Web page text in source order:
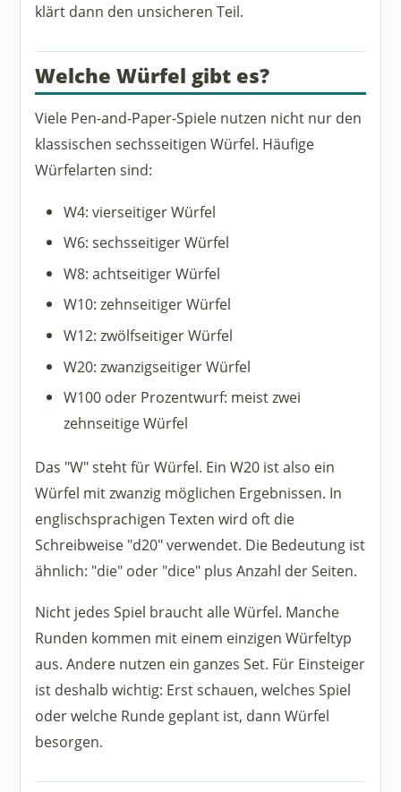
klärt dann den unsicheren Teil.
Welche Würfel gibt es?
Viele Pen-and-Paper-Spiele nutzen nicht nur den
klassischen sechsseitigen Würfel. Häufige
Würfelarten sind:
W4: vierseitiger Würfel
W6: sechsseitiger Würfel
W8: achtseitiger Würfel
W10: zehnseitiger Würfel
W12: zwölfseitiger Würfel
W20: zwanzigseitiger Würfel
W100 oder Prozentwurf: meist zwei
zehnseitige Würfel
Das "W" steht für Würfel. Ein W20 ist also ein
Würfel mit zwanzig möglichen Ergebnissen. In
englischsprachigen Texten wird oft die
Schreibweise "d20" verwendet. Die Bedeutung ist
ähnlich: "die" oder "dice" plus Anzahl der Seiten.
Nicht jedes Spiel braucht alle Würfel. Manche
Runden kommen mit einem einzigen Würfeltyp
aus. Andere nutzen ein ganzes Set. Für Einsteiger
ist deshalb wichtig: Erst schauen, welches Spiel
oder welche Runde geplant ist, dann Würfel
besorgen.